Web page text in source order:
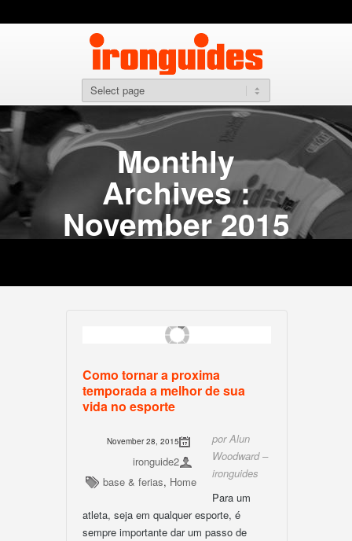
Monthly
Archives :
November 2015
Como tornar a proxima
temporada a melhor de sua
vida no esporte
November 28, 2015
ironguide2
base & ferias, Home
por Alun
Woodward –
ironguides
Para um
atleta, seja em qualquer esporte, é
sempre importante dar um passo de